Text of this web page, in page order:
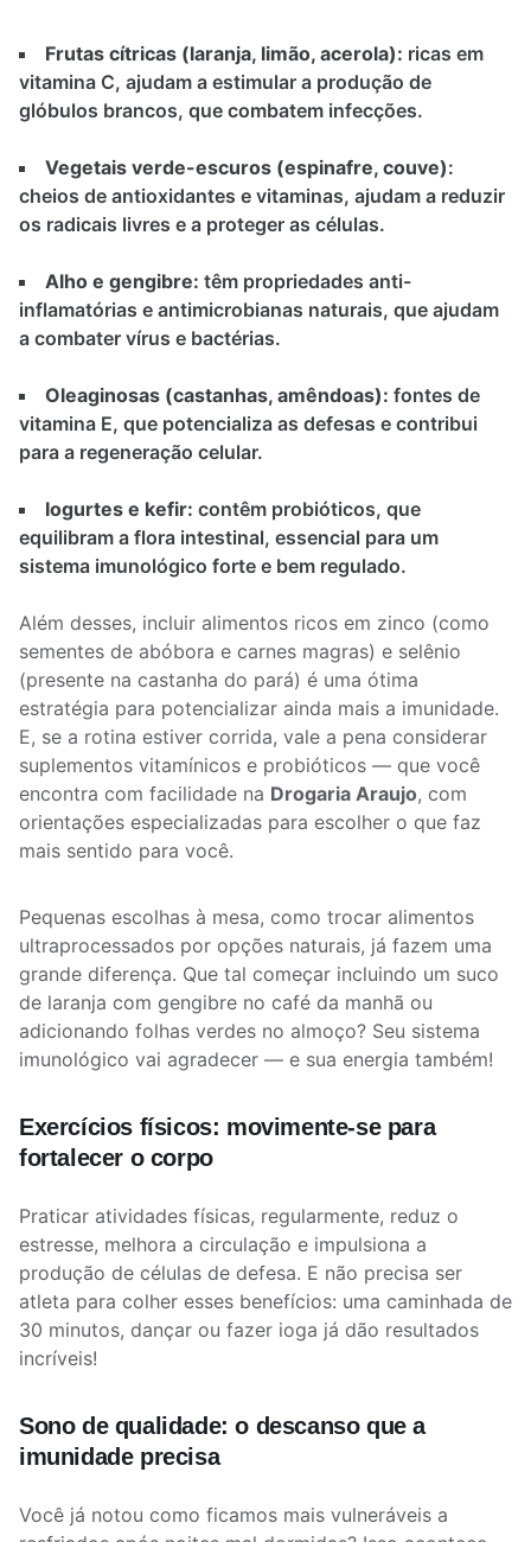
Frutas cítricas (laranja, limão, acerola): ricas em
vitamina C, ajudam a estimular a produção de
glóbulos brancos, que combatem infecções.
Vegetais verde-escuros (espinafre, couve):
cheios de antioxidantes e vitaminas, ajudam a reduzir
os radicais livres e a proteger as células.
Alho e gengibre: têm propriedades anti-
inflamatórias e antimicrobianas naturais, que ajudam
a combater vírus e bactérias.
Oleaginosas (castanhas, amêndoas): fontes de
vitamina E, que potencializa as defesas e contribui
para a regeneração celular.
Iogurtes e kefir: contêm probióticos, que
equilibram a flora intestinal, essencial para um
sistema imunológico forte e bem regulado.
Além desses, incluir alimentos ricos em zinco (como
sementes de abóbora e carnes magras) e selênio
(presente na castanha do pará) é uma ótima
estratégia para potencializar ainda mais a imunidade.
E, se a rotina estiver corrida, vale a pena considerar
suplementos vitamínicos e probióticos — que você
encontra com facilidade na Drogaria Araujo, com
orientações especializadas para escolher o que faz
mais sentido para você.
Pequenas escolhas à mesa, como trocar alimentos
ultraprocessados por opções naturais, já fazem uma
grande diferença. Que tal começar incluindo um suco
de laranja com gengibre no café da manhã ou
adicionando folhas verdes no almoço? Seu sistema
imunológico vai agradecer — e sua energia também!
Exercícios físicos: movimente-se para
fortalecer o corpo
Praticar atividades físicas, regularmente, reduz o
estresse, melhora a circulação e impulsiona a
produção de células de defesa. E não precisa ser
atleta para colher esses benefícios: uma caminhada de
30 minutos, dançar ou fazer ioga já dão resultados
incríveis!
Sono de qualidade: o descanso que a
imunidade precisa
Você já notou como ficamos mais vulneráveis a